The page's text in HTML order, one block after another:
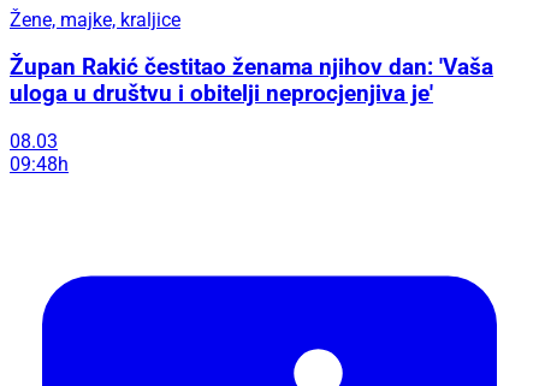
Žene, majke, kraljice
Župan Rakić čestitao ženama njihov dan: 'Vaša
uloga u društvu i obitelji neprocjenjiva je'
08.03
09:48h